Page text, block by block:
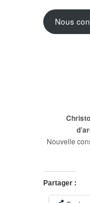
Nous
Nouvelle
Partager :